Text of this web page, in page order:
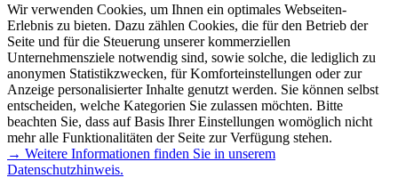
Wir verwenden Cookies, um Ihnen ein optimales Webseiten-
Erlebnis zu bieten. Dazu zählen Cookies, die für den Betrieb der
Seite und für die Steuerung unserer kommerziellen
Unternehmensziele notwendig sind, sowie solche, die lediglich zu
anonymen Statistikzwecken, für Komforteinstellungen oder zur
Anzeige personalisierter Inhalte genutzt werden. Sie können selbst
entscheiden, welche Kategorien Sie zulassen möchten. Bitte
beachten Sie, dass auf Basis Ihrer Einstellungen womöglich nicht
mehr alle Funktionalitäten der Seite zur Verfügung stehen.
→ Weitere Informationen finden Sie in unserem
Datenschutzhinweis.